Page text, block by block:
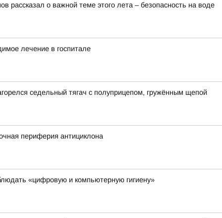
о важной теме этого лета – безопасность на воде
лечение в госпитале
седельный тягач с полуприцепом, гружённым щепой
периферия антициклона
«цифровую и компьютерную гигиену»